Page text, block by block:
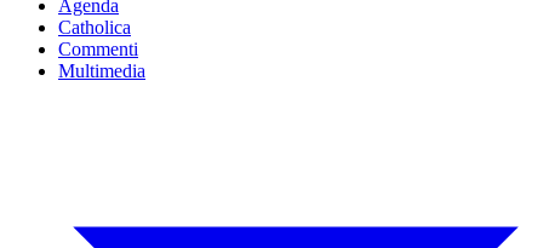
Agenda
Catholica
Commenti
Multimedia